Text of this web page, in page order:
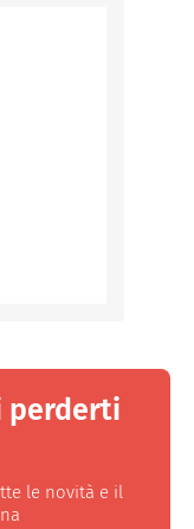
perderti
le novità e il